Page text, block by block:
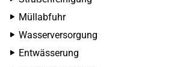
Müllabfuhr
Wasserversorgung
Entwässerung